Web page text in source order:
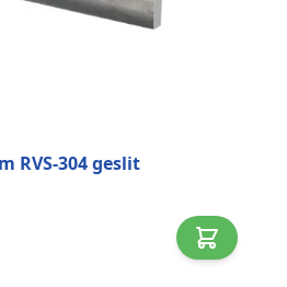
RVS-304 geslit